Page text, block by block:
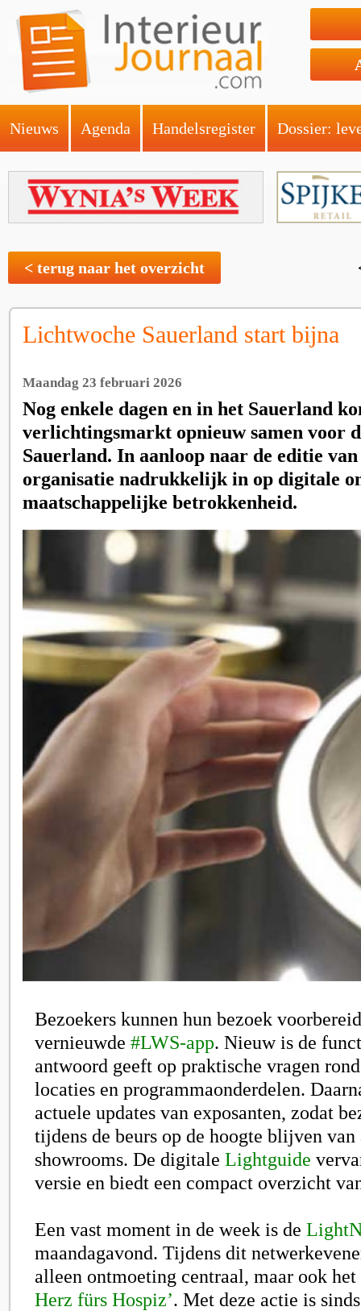
Nieuws Agenda Handelsregister Dossier:
< terug naar het overzicht
Lichtwoche Sauerland start bijna
Maandag 23 februari 2026
Nog enkele dagen en in het Sauerland
verlichtingsmarkt opnieuw samen voor
Sauerland. In aanloop naar de editie van
organisatie nadrukkelijk in op digitale
maatschappelijke betrokkenheid.
Bezoekers kunnen hun bezoek
vernieuwde #LWS-app. Nieuw is de
antwoord geeft op praktische vragen
locaties en programmaonderdelen.
actuele updates van exposanten, zodat
tijdens de beurs op de hoogte blijven
showrooms. De digitale Lightguide
versie en biedt een compact overzicht
Een vast moment in de week is de
maandagavond. Tijdens dit
alleen ontmoeting centraal, maar ook
Herz fürs Hospiz’. Met deze actie is